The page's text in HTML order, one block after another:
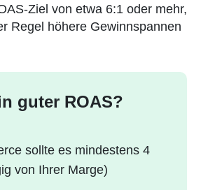
Ziel von etwa 6:1 oder mehr,
Regel höhere Gewinnspannen
guter ROAS?
sollte es mindestens 4
von Ihrer Marge)